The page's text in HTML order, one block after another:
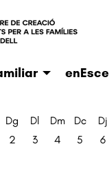
Dg
2
Dl
3
Dm
4
Dc
5
Dj
6